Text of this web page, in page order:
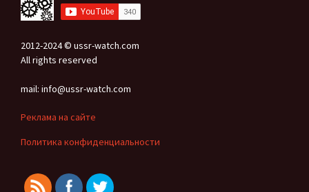
2012-2024 © ussr-watch.com
All rights reserved
mail: info@ussr-watch.com
Реклама на сайте
Политика конфиденциальности